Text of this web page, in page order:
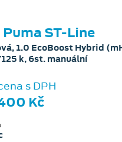
Puma ST-Line
1.0 EcoBoost Hybrid
k, 6st. manuální
s DPH
Kč